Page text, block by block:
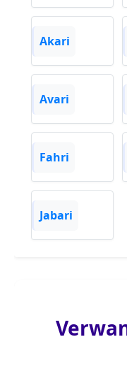
Akari
Avari
Fahri
Jabari